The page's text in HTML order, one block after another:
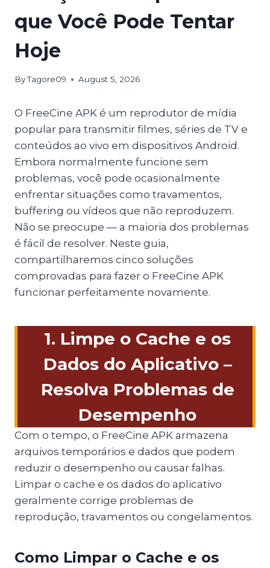
que Você Pode Tentar
Hoje
ByTagore09 August 5, 2026
O FreeCine APK é um reprodutor de mídia
popular para transmitir filmes, séries de TV e
conteúdos ao vivo em dispositivos Android.
Embora normalmente funcione sem
problemas, você pode ocasionalmente
enfrentar situações como travamentos,
buffering ou vídeos que não reproduzem.
Não se preocupe — a maioria dos problemas
é fácil de resolver. Neste guia,
compartilharemos cinco soluções
comprovadas para fazer o FreeCine APK
funcionar perfeitamente novamente.
1. Limpe o Cache e os
Dados do Aplicativo –
Resolva Problemas de
Desempenho
Com o tempo, o FreeCine APK armazena
arquivos temporários e dados que podem
reduzir o desempenho ou causar falhas.
Limpar o cache e os dados do aplicativo
geralmente corrige problemas de
reprodução, travamentos ou congelamentos.
Como Limpar o Cache e os